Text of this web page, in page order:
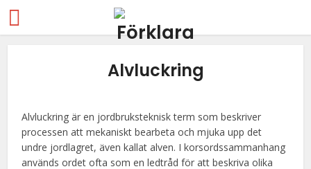
Alvluckring
Alvluckring är en jordbruksteknisk term som beskriver
processen att mekaniskt bearbeta och mjuka upp det
undre jordlagret, även kallat alven. I korsordssammanhang
används ordet ofta som en ledtråd för att beskriva olika